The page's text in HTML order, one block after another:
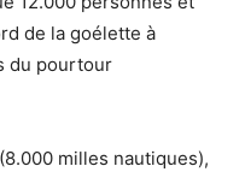
de la goélette à
du pourtour
milles nautiques),